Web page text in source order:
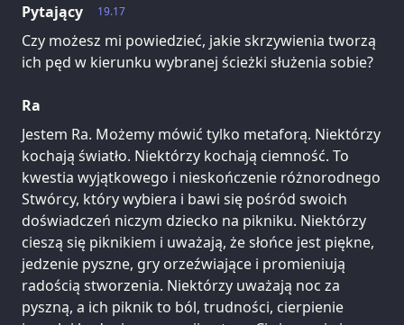
19.17
Pytający
Czy możesz mi powiedzieć, jakie skrzywienia tworzą
ich pęd w kierunku wybranej ścieżki służenia sobie?
Ra
Jestem Ra. Możemy mówić tylko metaforą. Niektórzy
kochają światło. Niektórzy kochają ciemność. To
kwestia wyjątkowego i nieskończenie różnorodnego
Stwórcy, który wybiera i bawi się pośród swoich
doświadczeń niczym dziecko na pikniku. Niektórzy
cieszą się piknikiem i uważają, że słońce jest piękne,
jedzenie pyszne, gry orzeźwiające i promieniują
radością stworzenia. Niektórzy uważają noc za
pyszną, a ich piknik to ból, trudności, cierpienie